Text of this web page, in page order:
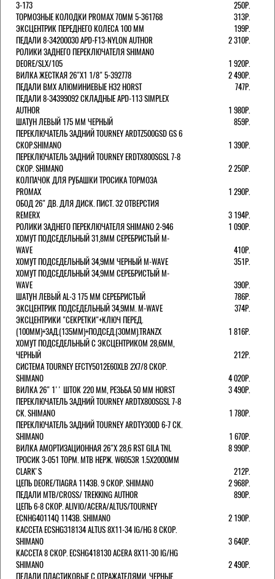
3-173
250Р.
ТОРМОЗНЫЕ КОЛОДКИ PROMAX 70ММ 5-361768
313Р.
ЭКСЦЕНТРИК ПЕРЕДНЕГО КОЛЕСА 100 ММ
199Р.
ПЕДАЛИ 8-34200030 APD-F13-NYLON AUTHOR
2 310Р.
РОЛИКИ ЗАДНЕГО ПЕРЕКЛЮЧАТЕЛЯ SHIMANO
DEORE/SLX/105
1 920Р.
ВИЛКА ЖЕСТКАЯ 26"Х1 1/8" 5-392778
2 490Р.
ПЕДАЛИ BMX АЛЮМИНИЕВЫЕ H32 HORST
747Р.
ПЕДАЛИ 8-34399092 СКЛАДНЫЕ APD-113 SIMPLEX
AUTHOR
1 980Р.
ШАТУН ЛЕВЫЙ 175 ММ ЧЕРНЫЙ
859Р.
ПЕРЕКЛЮЧАТЕЛЬ ЗАДНИЙ TOURNEY ARDTZ500GSD GS 6
СКОР.SHIMANO
1 390Р.
ПЕРЕКЛЮЧАТЕЛЬ ЗАДНИЙ TOURNEY ERDTX800SGSL 7-8
СКОР. SHIMANO
2 250Р.
КОЛПАЧОК ДЛЯ РУБАШКИ ТРОСИКА ТОРМОЗА
PROMAX
1 290Р.
ОБОД 26" ДВ. ДЛЯ ДИСК. ПИСТ. 32 ОТВЕРСТИЯ
REMERX
3 194Р.
РОЛИКИ ЗАДНЕГО ПЕРЕКЛЮЧАТЕЛЯ SHIMANO 2-946
1 090Р.
ХОМУТ ПОДСЕДЕЛЬНЫЙ 31,8ММ СЕРЕБРИСТЫЙ M-
WAVE
410Р.
ХОМУТ ПОДСЕДЕЛЬНЫЙ 34,9ММ ЧЕРНЫЙ M-WAVE
351Р.
ХОМУТ ПОДСЕДЕЛЬНЫЙ 34,9ММ СЕРЕБРИСТЫЙ M-
WAVE
390Р.
ШАТУН ЛЕВЫЙ AL-3 175 ММ СЕРЕБРИСТЫЙ
786Р.
ЭКСЦЕНТРИК ПОДСЕДЕЛЬНЫЙ 34,9ММ. M-WAVE
374Р.
ЭКСЦЕНТРИКИ "СЕКРЕТКИ"+КЛЮЧ ПЕРЕД.
(100ММ)+ЗАД.(135ММ)+ПОДСЕД.(30ММ).TRANZX
1 816Р.
ХОМУТ ПОДСЕДЕЛЬНЫЙ С ЭКСЦЕНТРИКОМ 28,6ММ,
ЧЕРНЫЙ
212Р.
СИСТЕМА TOURNEY EFCTY5012E60XLB 2X7/8 СКОР.
SHIMANO
4 020Р.
ВИЛКА 26" 1'' ШТОК 220 ММ, РЕЗЬБА 50 ММ HORST
3 490Р.
ПЕРЕКЛЮЧАТЕЛЬ ЗАДНИЙ TOURNEY ARDTX800SGSL 7-8
СК. SHIMANO
1 780Р.
ПЕРЕКЛЮЧАТЕЛЬ ЗАДНИЙ TOURNEY ARDTY300D 6-7 СК.
SHIMANO
1 670Р.
ВИЛКА АМОРТИЗАЦИОННАЯ 26"Х 28,6 RST GILA TNL
8 990Р.
ТРОСИК 3-051 ТОРМ. MTB НЕРЖ. W6053R 1.5Х2000ММ
СLARK'S
212Р.
ЦЕПЬ DEORE/TIAGRA 114ЗВ. 9 СКОР. SHIMANO
2 968Р.
ПЕДАЛИ MTB/CROSS/ TREKKING AUTHOR
890Р.
ЦЕПЬ 6-8 СКОР. ALIVIO/ACERA/ALTUS/TOURNEY
ECNHG40114Q 114ЗВ. SHIMANO
2 190Р.
КАССЕТА ECSHG318134 ALTUS 8Х11-34 IG/HG 8 СКОР.
SHIMANO
3 640Р.
КАССЕТА 8 СКОР. ECSHG418130 ACERA 8Х11-30 IG/HG
SHIMANO
2 490Р.
ПЕДАЛИ ПЛАСТИКОВЫЕ С ОТРАЖАТЕЛЯМИ, ЧЕРНЫЕ.